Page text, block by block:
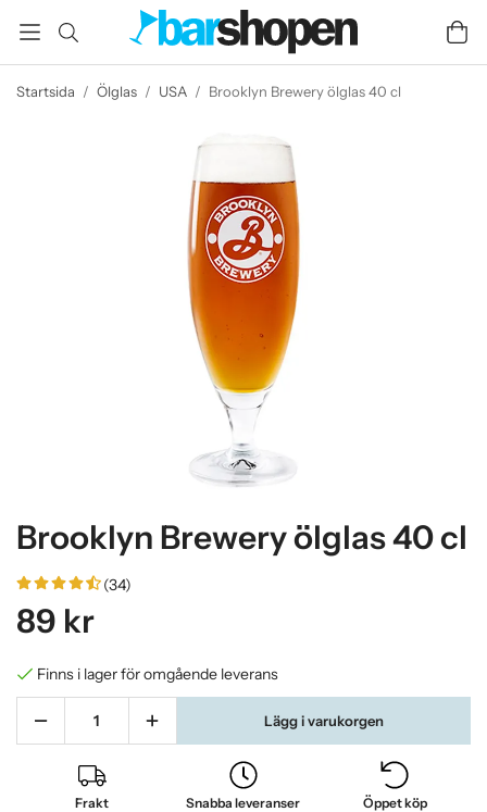
Startsida / Ölglas / USA / Brooklyn Brewery ölglas 40 cl
Brooklyn Brewery ölglas 40 cl
(34)
89 kr
Finns i lager för omgående leverans
Lägg i varukorgen
Frakt
Snabba leveranser
Öppet köp